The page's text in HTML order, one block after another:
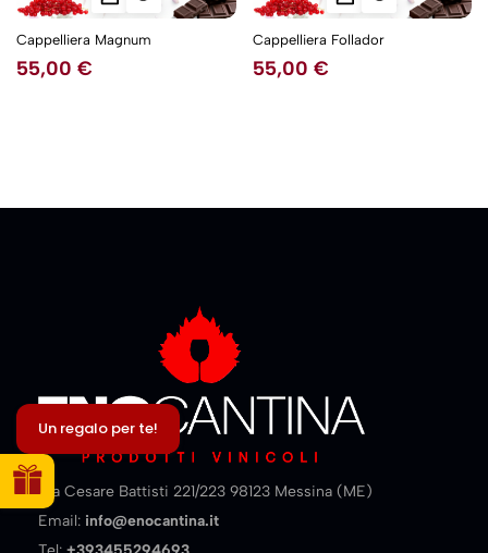
Cappelliera Magnum
55,00 €
Cappelliera Follador
55,00 €
Via Cesare Battisti 221/223 98123 Messina (ME)
Email: info@enocantina.it
5NEW
Un regalo per te!